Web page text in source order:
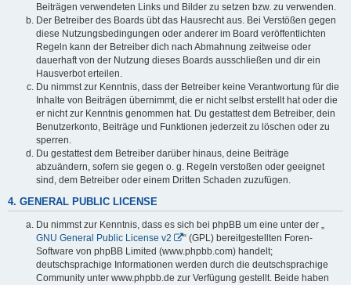
Beiträgen verwendeten Links und Bilder zu setzen bzw. zu verwenden.
Der Betreiber des Boards übt das Hausrecht aus. Bei Verstößen gegen
diese Nutzungsbedingungen oder anderer im Board veröffentlichten
Regeln kann der Betreiber dich nach Abmahnung zeitweise oder
dauerhaft von der Nutzung dieses Boards ausschließen und dir ein
Hausverbot erteilen.
Du nimmst zur Kenntnis, dass der Betreiber keine Verantwortung für die
Inhalte von Beiträgen übernimmt, die er nicht selbst erstellt hat oder die
er nicht zur Kenntnis genommen hat. Du gestattest dem Betreiber, dein
Benutzerkonto, Beiträge und Funktionen jederzeit zu löschen oder zu
sperren.
Du gestattest dem Betreiber darüber hinaus, deine Beiträge
abzuändern, sofern sie gegen o. g. Regeln verstoßen oder geeignet
sind, dem Betreiber oder einem Dritten Schaden zuzufügen.
4. GENERAL PUBLIC LICENSE
Du nimmst zur Kenntnis, dass es sich bei phpBB um eine unter der „
GNU General Public License v2
“ (GPL) bereitgestellten Foren-
Software von phpBB Limited (www.phpbb.com) handelt;
deutschsprachige Informationen werden durch die deutschsprachige
Community unter www.phpbb.de zur Verfügung gestellt. Beide haben